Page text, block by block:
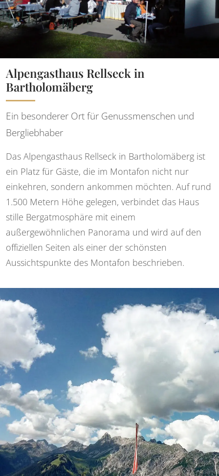
Alpengasthaus Rellseck in
Bartholomäberg
Ein besonderer Ort für Genussmenschen und
Bergliebhaber
Das Alpengasthaus Rellseck in Bartholomäberg ist
ein Platz für Gäste, die im Montafon nicht nur
einkehren, sondern ankommen möchten. Auf rund
1.500 Metern Höhe gelegen, verbindet das Haus
stille Bergatmosphäre mit einem
außergewöhnlichen Panorama und wird auf den
offiziellen Seiten als einer der schönsten
Aussichtspunkte des Montafon beschrieben.